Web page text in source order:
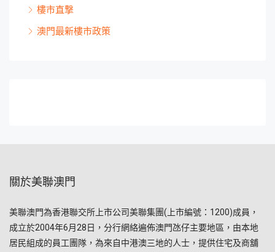
樓市直撃
澳門最新樓市政策
關於美聯澳門
美聯澳門為香港聯交所上市公司美聯集團(上市編號：1200)成員，
成立於2004年6月28日，分行網絡遍佈澳門氹仔主要地區，由本地
居民組成的員工團隊，為來自中港澳三地的人士，提供住宅及商舖